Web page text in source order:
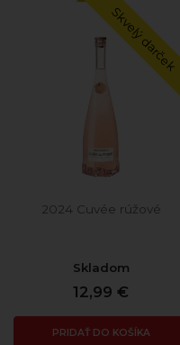
Skvelý darček
2024 Cuvée rúžové
Skladom
12,99 €
PRIDAŤ DO KOŠÍKA